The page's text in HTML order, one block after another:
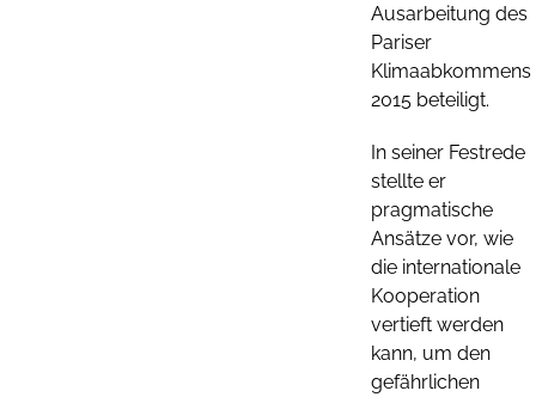
Ausarbeitung des
Pariser
Klimaabkommens
2015 beteiligt.
In seiner Festrede
stellte er
pragmatische
Ansätze vor, wie
die internationale
Kooperation
vertieft werden
kann, um den
gefährlichen